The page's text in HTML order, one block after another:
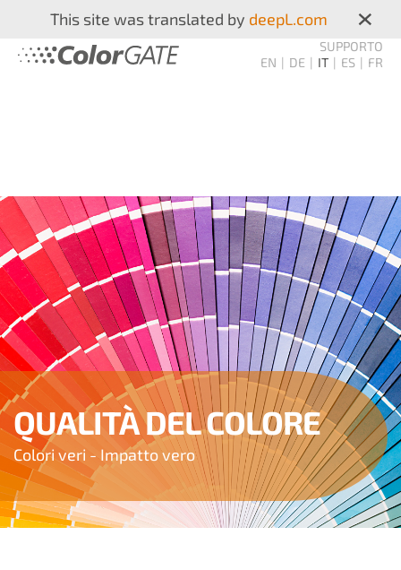
This site was translated by deepL.com ×
SUPPORTO
EN
DE IT ES FR
QUALITÀ DEL COLORE
Colori veri - Impatto vero